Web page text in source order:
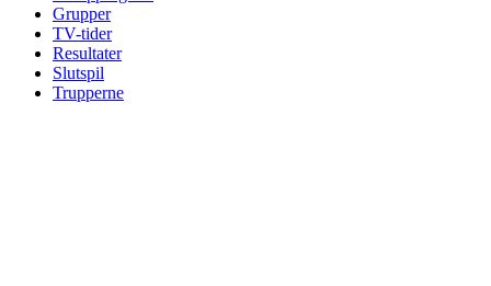
Grupper
TV-tider
Resultater
Slutspil
Trupperne